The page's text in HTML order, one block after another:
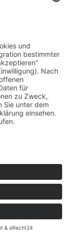
zum